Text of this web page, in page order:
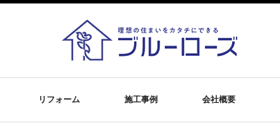
リフォーム 施工事例 会社概要